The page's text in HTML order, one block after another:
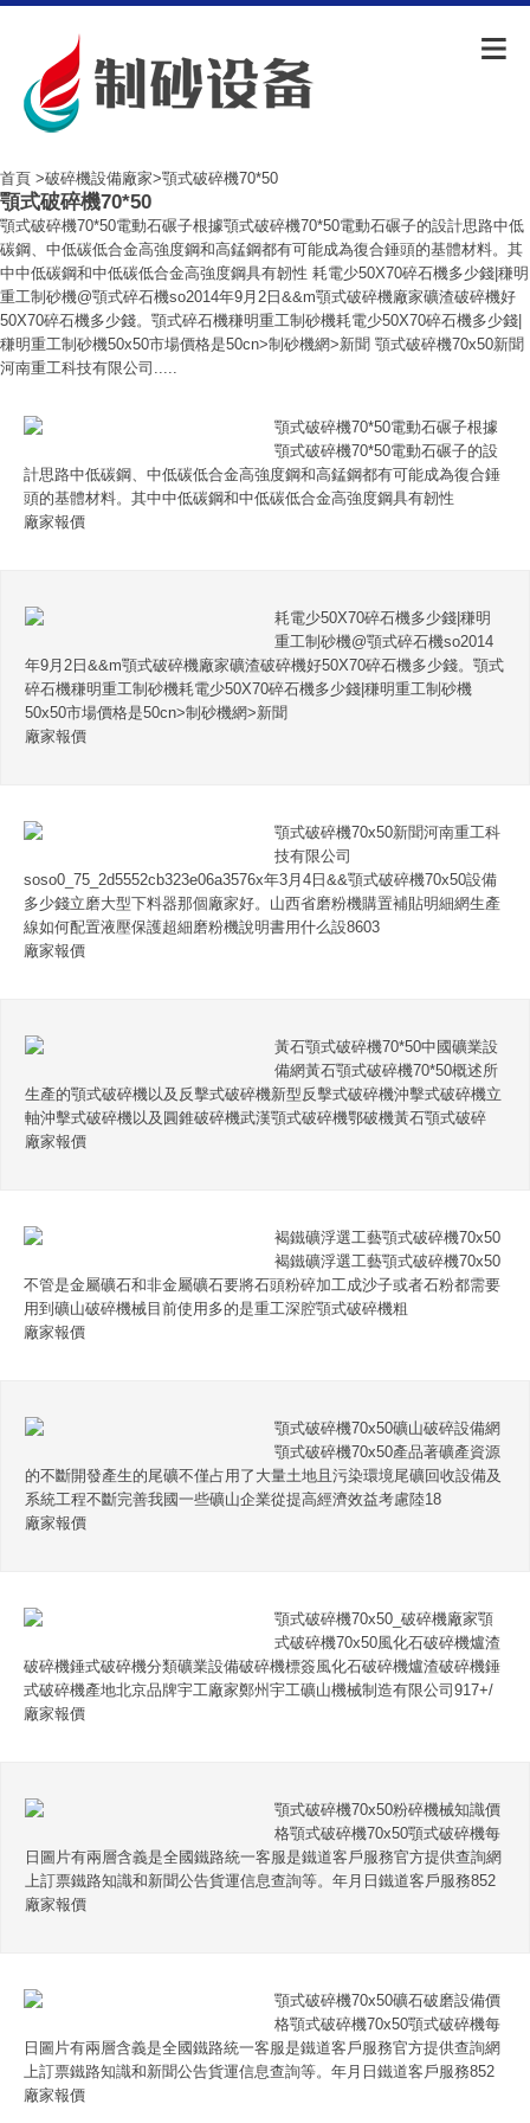
首頁 >破碎機設備廠家>顎式破碎機70*50
顎式破碎機70*50
顎式破碎機70*50電動石碾子根據顎式破碎機70*50電動石碾子的設計思路中低
碳鋼、中低碳低合金高強度鋼和高錳鋼都有可能成為復合錘頭的基體材料。其
中中低碳鋼和中低碳低合金高強度鋼具有韌性 耗電少50X70碎石機多少錢|稴明
重工制砂機@顎式碎石機so2014年9月2日&&m顎式破碎機廠家礦渣破碎機好
50X70碎石機多少錢。顎式碎石機稴明重工制砂機耗電少50X70碎石機多少錢|
稴明重工制砂機50x50市場價格是50cn>制砂機網>新聞 顎式破碎機70x50新聞
河南重工科技有限公司.....
顎式破碎機70*50電動石碾子根據
顎式破碎機70*50電動石碾子的設
計思路中低碳鋼、中低碳低合金高強度鋼和高錳鋼都有可能成為復合錘
頭的基體材料。其中中低碳鋼和中低碳低合金高強度鋼具有韌性
廠家報價
耗電少50X70碎石機多少錢|稴明
重工制砂機@顎式碎石機so2014
年9月2日&&m顎式破碎機廠家礦渣破碎機好50X70碎石機多少錢。顎式
碎石機稴明重工制砂機耗電少50X70碎石機多少錢|稴明重工制砂機
50x50市場價格是50cn>制砂機網>新聞
廠家報價
顎式破碎機70x50新聞河南重工科
技有限公司
soso0_75_2d5552cb323e06a3576x年3月4日&&顎式破碎機70x50設備
多少錢立磨大型下料器那個廠家好。山西省磨粉機購置補貼明細網生產
線如何配置液壓保護超細磨粉機說明書用什么設8603
廠家報價
黃石顎式破碎機70*50中國礦業設
備網黃石顎式破碎機70*50概述所
生產的顎式破碎機以及反擊式破碎機新型反擊式破碎機沖擊式破碎機立
軸沖擊式破碎機以及圓錐破碎機武漢顎式破碎機鄂破機黃石顎式破碎
廠家報價
褐鐵礦浮選工藝顎式破碎機70x50
褐鐵礦浮選工藝顎式破碎機70x50
不管是金屬礦石和非金屬礦石要將石頭粉碎加工成沙子或者石粉都需要
用到礦山破碎機械目前使用多的是重工深腔顎式破碎機粗
廠家報價
顎式破碎機70x50礦山破碎設備網
顎式破碎機70x50產品著礦產資源
的不斷開發產生的尾礦不僅占用了大量土地且污染環境尾礦回收設備及
系統工程不斷完善我國一些礦山企業從提高經濟效益考慮陸18
廠家報價
顎式破碎機70x50_破碎機廠家顎
式破碎機70x50風化石破碎機爐渣
破碎機錘式破碎機分類礦業設備破碎機標簽風化石破碎機爐渣破碎機錘
式破碎機產地北京品牌宇工廠家鄭州宇工礦山機械制造有限公司917+/
廠家報價
顎式破碎機70x50粉碎機械知識價
格顎式破碎機70x50顎式破碎機每
日圖片有兩層含義是全國鐵路統一客服是鐵道客戶服務官方提供查詢網
上訂票鐵路知識和新聞公告貨運信息查詢等。年月日鐵道客戶服務852
廠家報價
顎式破碎機70x50礦石破磨設備價
格顎式破碎機70x50顎式破碎機每
日圖片有兩層含義是全國鐵路統一客服是鐵道客戶服務官方提供查詢網
上訂票鐵路知識和新聞公告貨運信息查詢等。年月日鐵道客戶服務852
廠家報價